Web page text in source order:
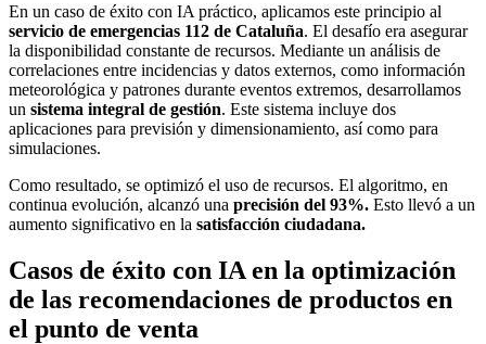
En un caso de éxito con IA práctico, aplicamos este principio al
servicio de emergencias 112 de Cataluña. El desafío era asegurar
la disponibilidad constante de recursos. Mediante un análisis de
correlaciones entre incidencias y datos externos, como información
meteorológica y patrones durante eventos extremos, desarrollamos
un sistema integral de gestión. Este sistema incluye dos
aplicaciones para previsión y dimensionamiento, así como para
simulaciones.
Como resultado, se optimizó el uso de recursos. El algoritmo, en
continua evolución, alcanzó una precisión del 93%. Esto llevó a un
aumento significativo en la satisfacción ciudadana.
Casos de éxito con IA en la optimización
de las recomendaciones de productos en
el punto de venta